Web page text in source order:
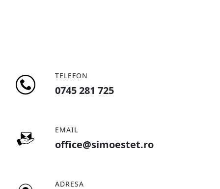
TELEFON
0745 281 725
EMAIL
office@simoestet.ro
ADRESA